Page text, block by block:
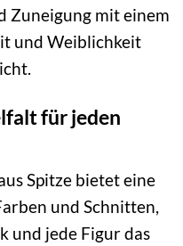
Zuneigung mit einem
und Weiblichkeit
für jeden
Spitze bietet eine
und Schnitten,
und jede Figur das